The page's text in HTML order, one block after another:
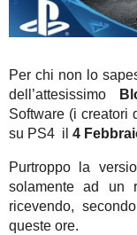
Per chi non lo
dell’attesissimo
Software (i creatori
su PS4 il 4
Purtroppo la
solamente ad un
ricevendo,
queste ore.